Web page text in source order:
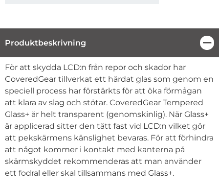
Produktbeskrivning
Produktbeskrivning
För att skydda LCD:n från repor och skador har
CoveredGear tillverkat ett härdat glas som genom en
speciell process har förstärkts för att öka förmågan
att klara av slag och stötar. CoveredGear Tempered
Glass+ är helt transparent (genomskinlig). När Glass+
är applicerad sitter den tätt fast vid LCD:n vilket gör
att pekskärmens känslighet bevaras. För att förhindra
att något kommer i kontakt med kanterna på
skärmskyddet rekommenderas att man använder
ett fodral eller skal tillsammans med Glass+.